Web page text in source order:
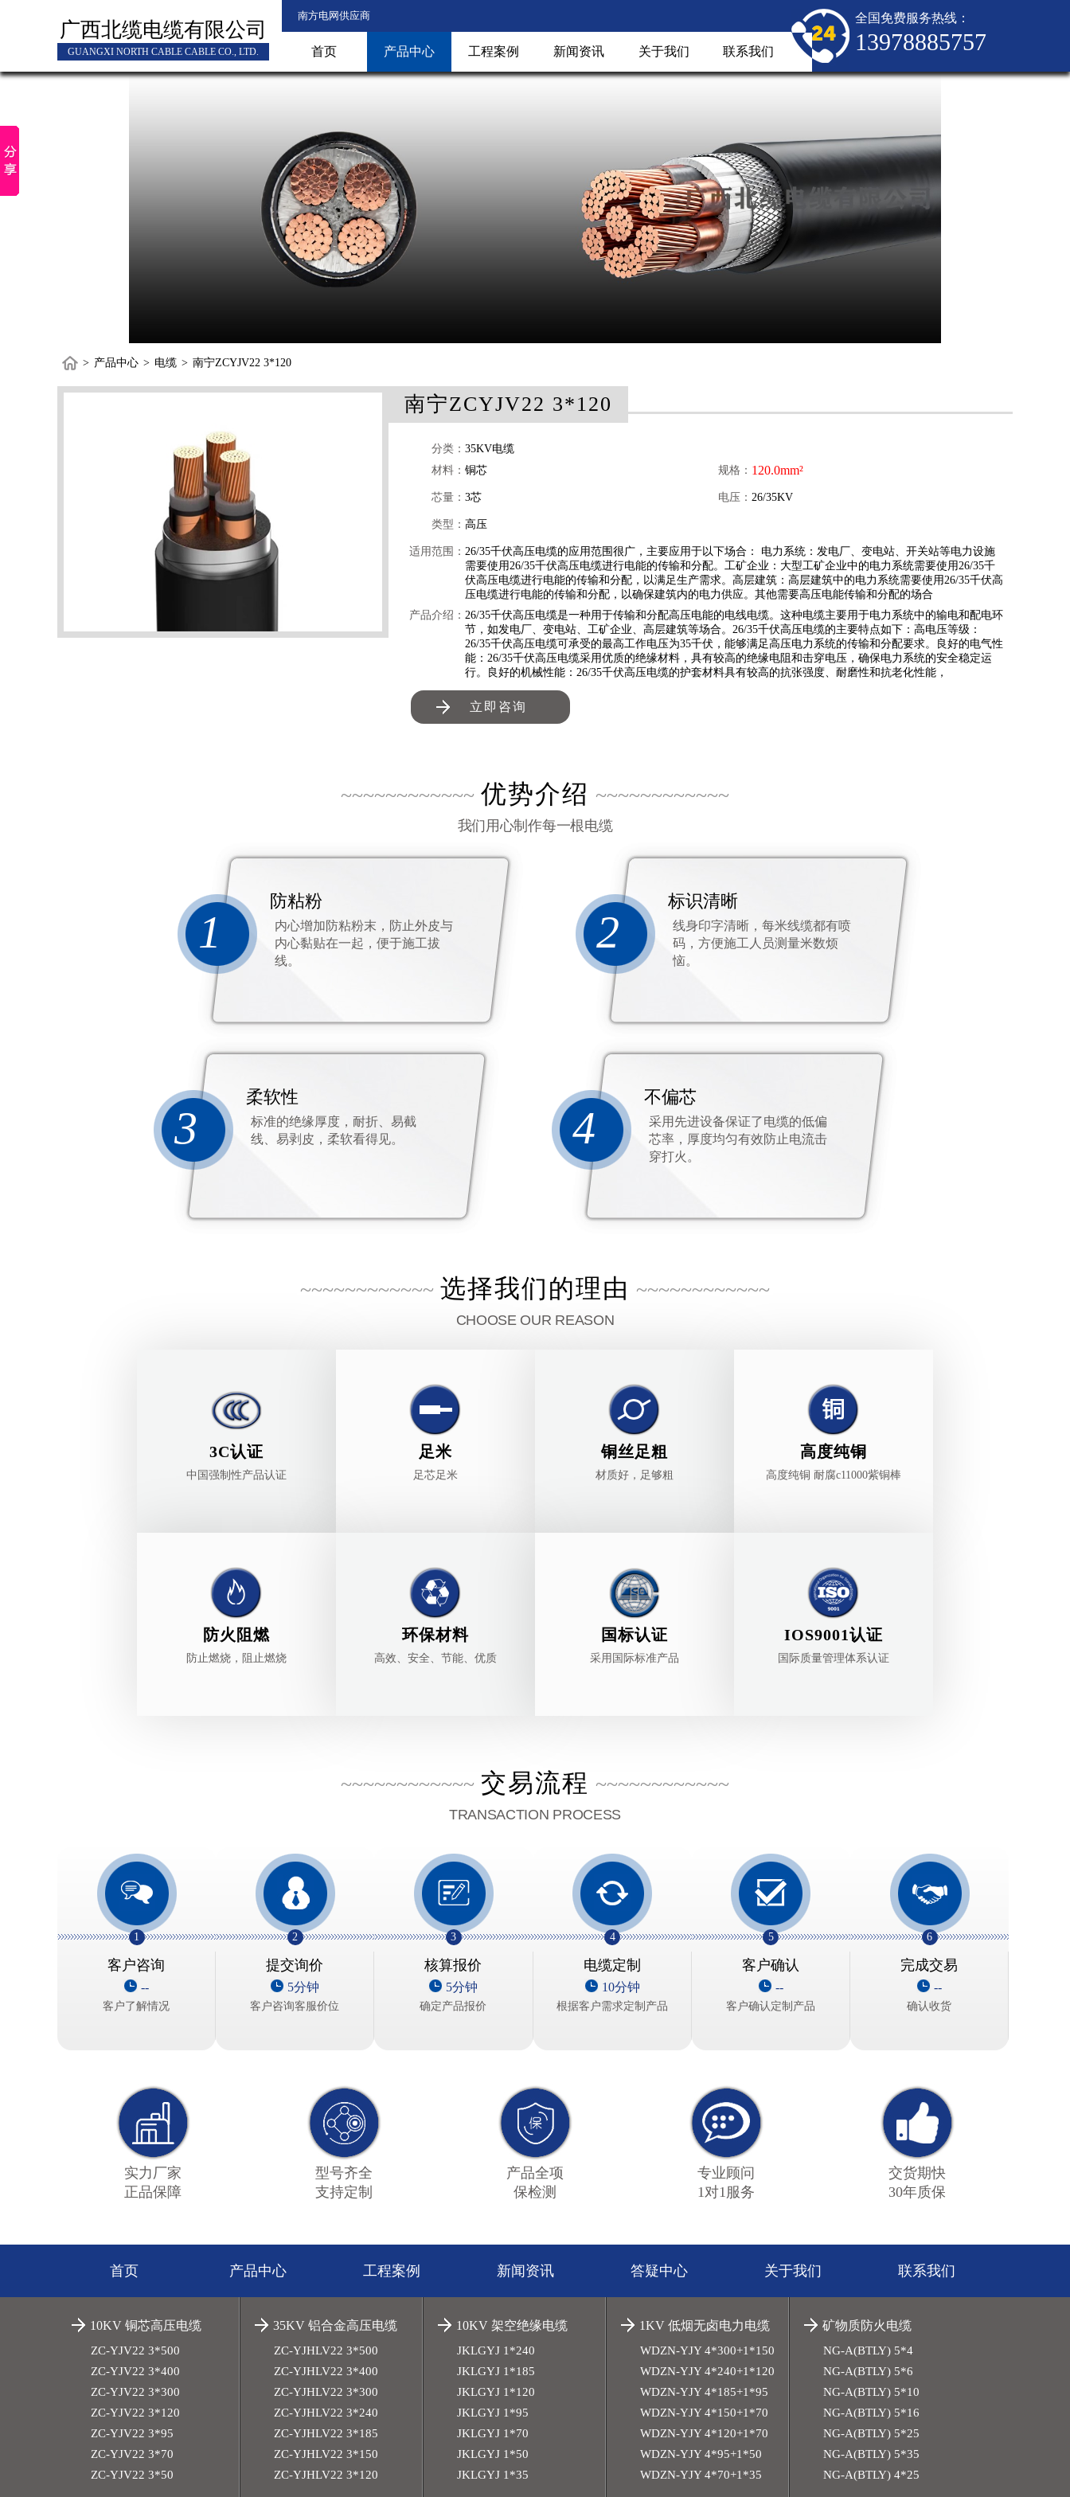
广西北缆电缆有限公司
GUANGXI NORTH CABLE CABLE CO., LTD.
南方电网供应商
首页 产品中心 工程案例 新闻资讯 关于我们 联系我们
全国免费服务热线：
13978885757
> 产品中心 > 电缆 > 南宁ZCYJV22 3*120
南宁ZCYJV22 3*120
分类： 35KV电缆
材料： 铜芯 规格： 120.0mm²
芯量： 3芯 电压：26/35KV
类型： 高压
适用范围： 26/35千伏高压电缆的应用范围很广，主要应用于以下场合： 电力系统：发电厂、变电站、开关站等电力设施
需要使用26/35千伏高压电缆进行电能的传输和分配。工矿企业：大型工矿企业中的电力系统需要使用26/35千
伏高压电缆进行电能的传输和分配，以满足生产需求。高层建筑：高层建筑中的电力系统需要使用26/35千伏高
压电缆进行电能的传输和分配，以确保建筑内的电力供应。其他需要高压电能传输和分配的场合
产品介绍： 26/35千伏高压电缆是一种用于传输和分配高压电能的电线电缆。这种电缆主要用于电力系统中的输电和配电环
节，如发电厂、变电站、工矿企业、高层建筑等场合。26/35千伏高压电缆的主要特点如下：高电压等级：
26/35千伏高压电缆可承受的最高工作电压为35千伏，能够满足高压电力系统的传输和分配要求。良好的电气性
能：26/35千伏高压电缆采用优质的绝缘材料，具有较高的绝缘电阻和击穿电压，确保电力系统的安全稳定运
行。良好的机械性能：26/35千伏高压电缆的护套材料具有较高的抗张强度、耐磨性和抗老化性能，
立即咨询
~~~~~~~~~~~~ 优势介绍 ~~~~~~~~~~~~
我们用心制作每一根电缆
1
防粘粉
内心增加防粘粉末，防止外皮与
内心黏贴在一起，便于施工拔
线。
2
标识清晰
线身印字清晰，每米线缆都有喷
码，方便施工人员测量米数烦
恼。
3
柔软性
标准的绝缘厚度，耐折、易截
线、易剥皮，柔软看得见。
4
不偏芯
采用先进设备保证了电缆的低偏
芯率，厚度均匀有效防止电流击
穿打火。
~~~~~~~~~~~~ 选择我们的理由 ~~~~~~~~~~~~
CHOOSE OUR REASON
3C认证
中国强制性产品认证
足米
足芯足米
铜丝足粗
材质好，足够粗
高度纯铜
高度纯铜 耐腐c11000紫铜棒
防火阻燃
防止燃烧，阻止燃烧
环保材料
高效、安全、节能、优质
国标认证
采用国际标准产品
IOS9001认证
国际质量管理体系认证
~~~~~~~~~~~~ 交易流程 ~~~~~~~~~~~~
TRANSACTION PROCESS
1
客户咨询
--
客户了解情况
2
提交询价
5分钟
客户咨询客服价位
3
核算报价
5分钟
确定产品报价
4
电缆定制
10分钟
根据客户需求定制产品
5
客户确认
--
客户确认定制产品
6
完成交易
--
确认收货
实力厂家
正品保障
型号齐全
支持定制
产品全项
保检测
专业顾问
1对1服务
交货期快
30年质保
首页 产品中心 工程案例 新闻资讯 答疑中心 关于我们 联系我们
10KV 铜芯高压电缆
ZC-YJV22 3*500
ZC-YJV22 3*400
ZC-YJV22 3*300
ZC-YJV22 3*120
ZC-YJV22 3*95
ZC-YJV22 3*70
ZC-YJV22 3*50
35KV 铝合金高压电缆
ZC-YJHLV22 3*500
ZC-YJHLV22 3*400
ZC-YJHLV22 3*300
ZC-YJHLV22 3*240
ZC-YJHLV22 3*185
ZC-YJHLV22 3*150
ZC-YJHLV22 3*120
10KV 架空绝缘电缆
JKLGYJ 1*240
JKLGYJ 1*185
JKLGYJ 1*120
JKLGYJ 1*95
JKLGYJ 1*70
JKLGYJ 1*50
JKLGYJ 1*35
1KV 低烟无卤电力电缆
WDZN-YJY 4*300+1*150
WDZN-YJY 4*240+1*120
WDZN-YJY 4*185+1*95
WDZN-YJY 4*150+1*70
WDZN-YJY 4*120+1*70
WDZN-YJY 4*95+1*50
WDZN-YJY 4*70+1*35
矿物质防火电缆
NG-A(BTLY) 5*4
NG-A(BTLY) 5*6
NG-A(BTLY) 5*10
NG-A(BTLY) 5*16
NG-A(BTLY) 5*25
NG-A(BTLY) 5*35
NG-A(BTLY) 4*25